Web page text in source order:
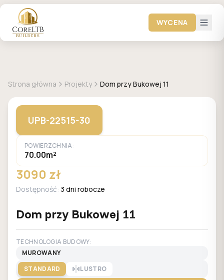
WYCENA
Strona główna Projekty Dom przy Bukowej 11
UPB-22515-30
POWIERZCHNIA:
70.00m²
3090 zł
Dostępność: 3 dni robocze
Dom przy Bukowej 11
TECHNOLOGIA BUDOWY:
MUROWANY
STANDARD
LUSTRO